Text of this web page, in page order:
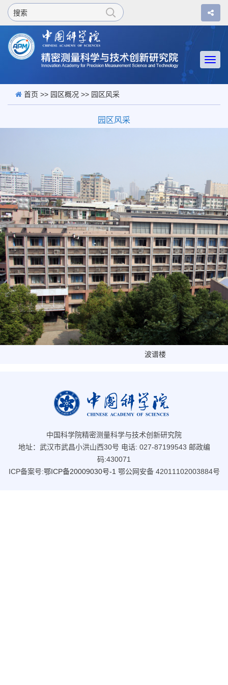
首页 >> 园区概况 >> 园区风采
园区风采
波谱楼
中国科学院精密测量科学与技术创新研究院
地址：武汉市武昌小洪山西30号 电话: 027-87199543 邮政编
码:430071
ICP备案号:鄂ICP备20009030号-1 鄂公网安备 42011102003884号